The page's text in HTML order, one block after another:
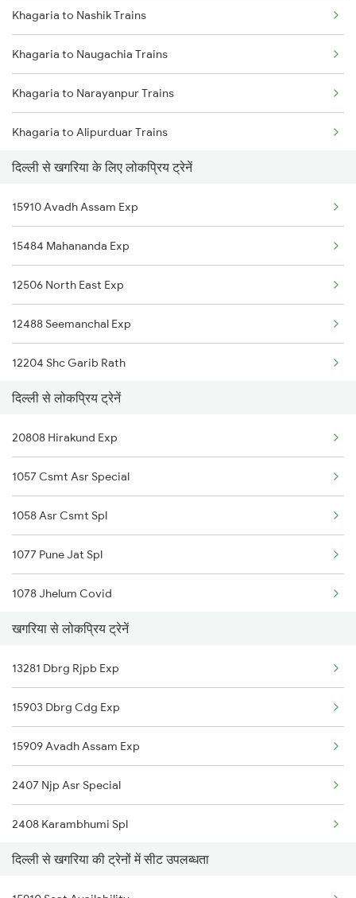
New Delhi to Kapasan Trains
New Delhi to Katihar Trains
New Delhi to Kiul Trains
New Delhi to Narotimpur Trains
New Delhi to Khajauli Trains
New Delhi to Kannauj Trains
Khagaria to Nashik Trains
Khagaria to Naugachia Trains
Khagaria to Narayanpur Trains
Khagaria to Alipurduar Trains
Khagaria to New Tinsukia Trains
Khagaria to Phagwara Trains
Khagaria to Patna Trains
Khagaria to Panipat Trains
Khagaria to Rewari Trains
Khagaria to Bengaluru Trains
दिल्ली से खगरिया के लिए लोकप्रिय ट्रेनें
15910 Avadh Assam Exp
15484 Mahananda Exp
12506 North East Exp
12488 Seemanchal Exp
12204 Shc Garib Rath
15726 Anvt Njp Exp.
15708 Asr Kir Express
15566 Vaishali Exp
04072 Sou Summer Spl
14012 Anvt Rdp Express
दिल्ली से लोकप्रिय ट्रेनें
20808 Hirakund Exp
1057 Csmt Asr Special
1058 Asr Csmt Spl
1077 Pune Jat Spl
1078 Jhelum Covid
1841 Kurj Kkde Spl
1842 Kkde Kurj Spl
2003 Ljn Ndls Sht Spl
2004 Ndls Ljn Sht Spl
2005 Kalka Shtbdi Spl
2006 Kalka Shtbdi Spl
2011 Klk Shatbdi Spl
खगरिया से लोकप्रिय ट्रेनें
13281 Dbrg Rjpb Exp
15903 Dbrg Cdg Exp
15909 Avadh Assam Exp
2407 Njp Asr Special
2408 Karambhumi Spl
2519 Ltt Kyq Ac Exp
दिल्ली से खगरिया की ट्रेनों में सीट उपलब्धता